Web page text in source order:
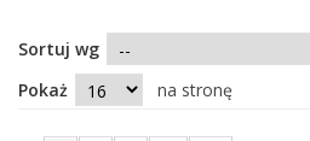
Sortuj wg
Pokaż
na stronę